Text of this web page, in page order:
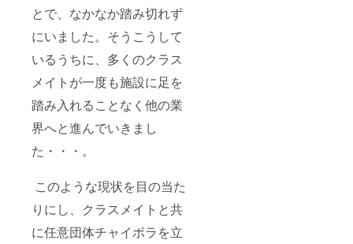
とで、なかなか踏み切れず
にいました。そうこうして
いるうちに、多くのクラス
メイトが一度も施設に足を
踏み入れることなく他の業
界へと進んでいきまし
た・・・。
このような現状を目の当た
りにし、クラスメイトと共
に任意団体チャイボラを立